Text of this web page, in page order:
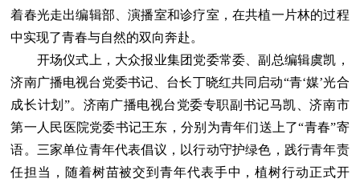
着春光走出编辑部、演播室和诊疗室，在共植一片林的过程
中实现了青春与自然的双向奔赴。
开场仪式上，大众报业集团党委常委、副总编辑虞凯，
济南广播电视台党委书记、台长丁晓红共同启动“青‘媒’光合
成长计划”。济南广播电视台党委专职副书记马凯、济南市
第一人民医院党委书记王东，分别为青年们送上了“青春”寄
语。三家单位青年代表倡议，以行动守护绿色，践行青年责
任担当，随着树苗被交到青年代表手中，植树行动正式开